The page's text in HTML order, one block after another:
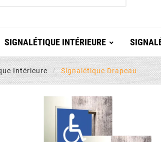
SIGNALÉTIQUE INTÉRIEURE
Intérieure Signalétique Drapeau